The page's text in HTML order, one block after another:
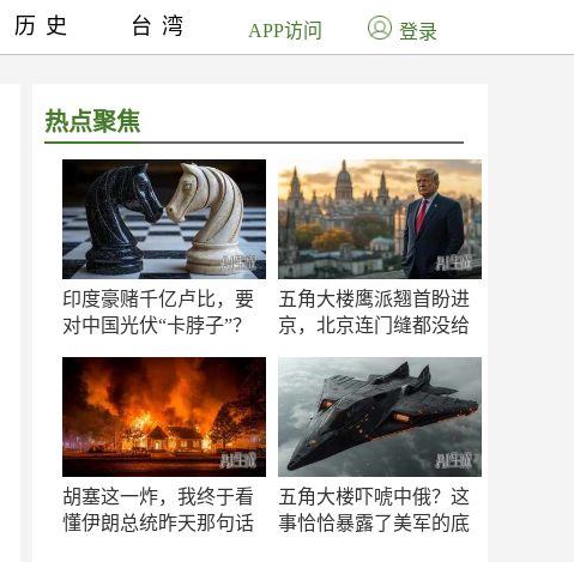
热点聚焦
印度豪赌千亿卢比，要
对中国光伏“卡脖子”？
五角大楼鹰派翘首盼进
京，北京连门缝都没给
胡塞这一炸，我终于看
懂伊朗总统昨天那句话
五角大楼吓唬中俄？这
事恰恰暴露了美军的底
历史 台湾 APP访问 登录